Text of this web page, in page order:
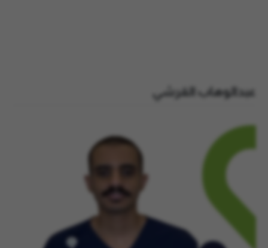
عبدالوهاب القرشي